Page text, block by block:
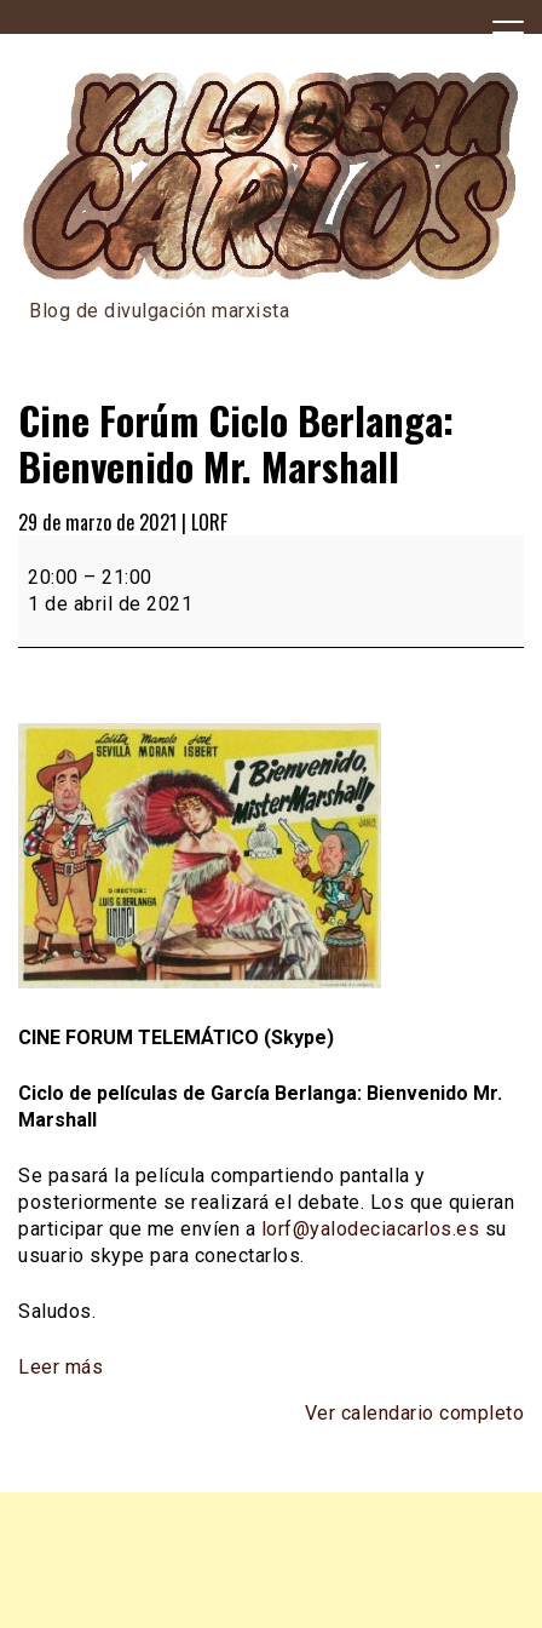
to
Blog de divulgación marxista
Cine Forúm Ciclo Berlanga:
Bienvenido Mr. Marshall
29 de marzo de 2021 | LORF
Forúm
Ciclo
Bienvenido
20:00 – 21:00
1 de abril de 2021
CINE FORUM TELEMÁTICO (Skype)
Ciclo de películas de García Berlanga: Bienvenido Mr.
Marshall
Se pasará la película compartiendo pantalla y
posteriormente se realizará el debate. Los que quieran
participar que me envíen a lorf@yalodeciacarlos.es su
usuario skype para conectarlos.
Saludos.
Leer más
Ver calendario completo